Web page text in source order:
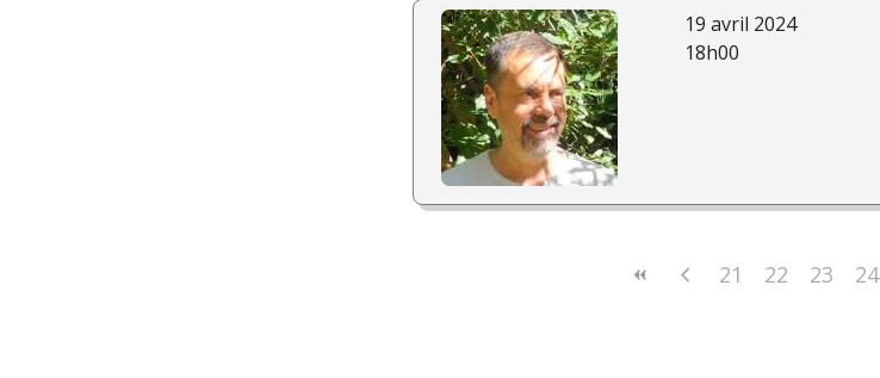
19 avril 2024
18h00
21 22 23 24